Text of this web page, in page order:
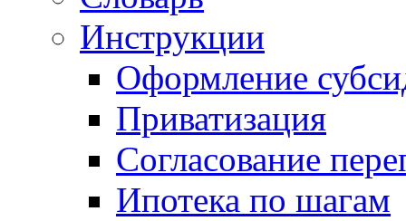
Инструкции
Оформление
Приватизация
Согласование
Ипотека по шагам